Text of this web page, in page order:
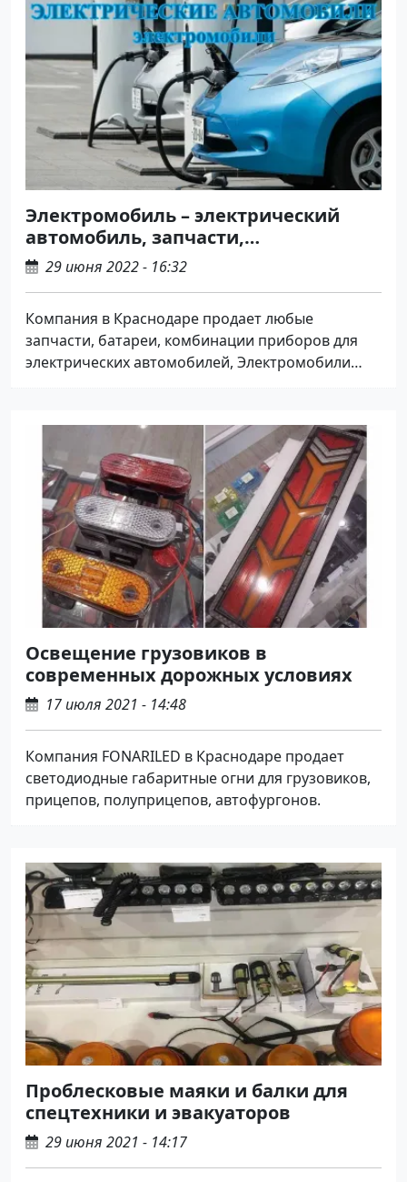
Электромобиль – электрический
автомобиль, запчасти,
обслуживание в Краснодаре
29 июня 2022 - 16:32
Компания в Краснодаре продает любые
запчасти, батареи, комбинации приборов для
электрических автомобилей, Электромобили
Освещение грузовиков в
современных дорожных условиях
17 июля 2021 - 14:48
Компания FONARILED в Краснодаре продает
светодиодные габаритные огни для грузовиков,
прицепов, полуприцепов, автофургонов.
Проблесковые маяки и балки для
спецтехники и эвакуаторов
29 июня 2021 - 14:17